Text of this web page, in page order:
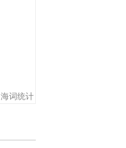
海词统计